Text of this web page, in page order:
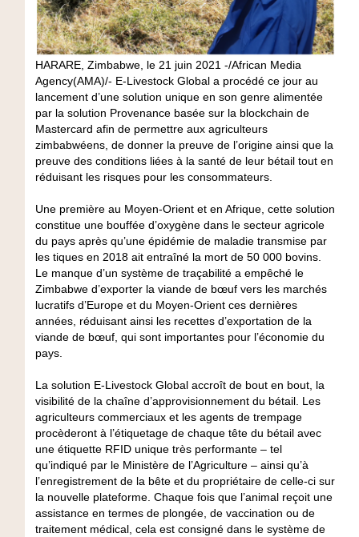
HARARE, Zimbabwe, le 21 juin 2021 -/African Media
Agency(AMA)/- E-Livestock Global a procédé ce jour au
lancement d’une solution unique en son genre alimentée
par la solution Provenance basée sur la blockchain de
Mastercard afin de permettre aux agriculteurs
zimbabwéens, de donner la preuve de l’origine ainsi que la
preuve des conditions liées à la santé de leur bétail tout en
réduisant les risques pour les consommateurs.
Une première au Moyen-Orient et en Afrique, cette solution
constitue une bouffée d’oxygène dans le secteur agricole
du pays après qu’une épidémie de maladie transmise par
les tiques en 2018 ait entraîné la mort de 50 000 bovins.
Le manque d’un système de traçabilité a empêché le
Zimbabwe d’exporter la viande de bœuf vers les marchés
lucratifs d’Europe et du Moyen-Orient ces dernières
années, réduisant ainsi les recettes d’exportation de la
viande de bœuf, qui sont importantes pour l’économie du
pays.
La solution E-Livestock Global accroît de bout en bout, la
visibilité de la chaîne d’approvisionnement du bétail. Les
agriculteurs commerciaux et les agents de trempage
procèderont à l’étiquetage de chaque tête du bétail avec
une étiquette RFID unique très performante – tel
qu’indiqué par le Ministère de l’Agriculture – ainsi qu’à
l’enregistrement de la bête et du propriétaire de celle-ci sur
la nouvelle plateforme. Chaque fois que l’animal reçoit une
assistance en termes de plongée, de vaccination ou de
traitement médical, cela est consigné dans le système de